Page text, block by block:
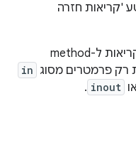
'קריאות חזרה
כדי לפשט את הבעלות על הזיכרון, קריאות ל-method
in
או inout
.